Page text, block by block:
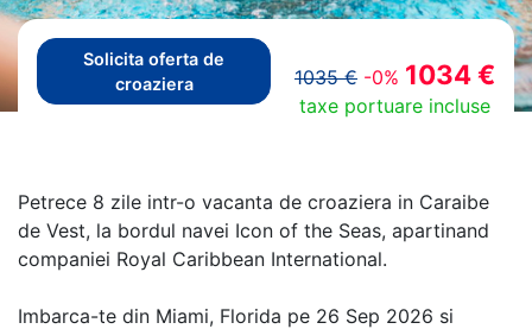
Solicita oferta de
croaziera
1035 € -0% 1034 €
taxe portuare incluse
Petrece 8 zile intr-o vacanta de croaziera in Caraibe
de Vest, la bordul navei Icon of the Seas, apartinand
companiei Royal Caribbean International.
Imbarca-te din Miami, Florida pe 26 Sep 2026 si